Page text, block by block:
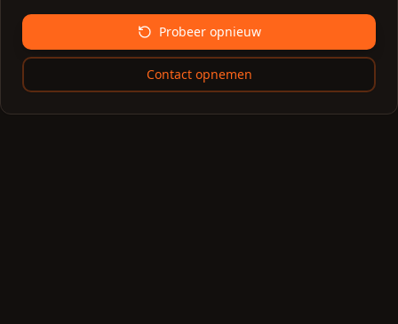
Probeer opnieuw
Contact opnemen